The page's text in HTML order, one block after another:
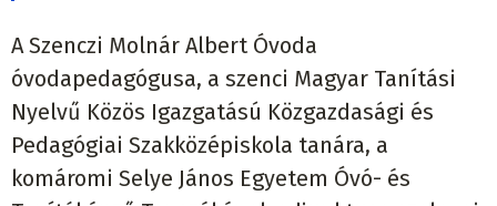
A Szenczi Molnár Albert Óvoda
óvodapedagógusa, a szenci Magyar Tanítási
Nyelvű Közös Igazgatású Közgazdasági és
Pedagógiai Szakközépiskola tanára, a
komáromi Selye János Egyetem Óvó- és